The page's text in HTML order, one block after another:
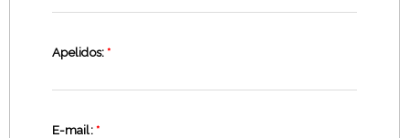
Apelidos: *
E-mail: *